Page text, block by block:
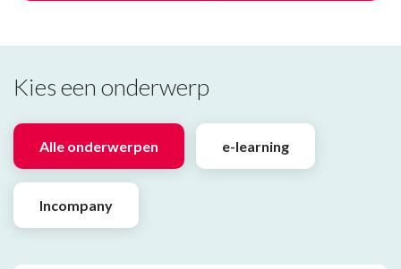
Kies een onderwerp
Alle onderwerpen e-learning
Incompany